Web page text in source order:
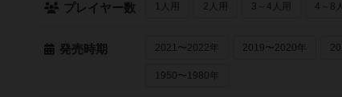
プレイヤー数 1人用 2人用 3～4人用 4～8
発売時期 2021〜2022年 2019〜2020年
1950〜1980年